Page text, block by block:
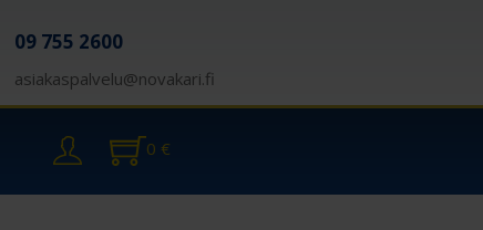
09 755 2600
asiakaspalvelu@novakari.fi
0 €